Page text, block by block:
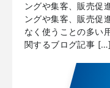
ングや集客、販売促
ングや集客、販売促
なく使うことの多い
関するブログ記事 […]